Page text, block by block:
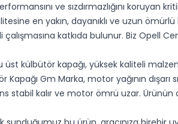
ve sızdırmazlığını
en yakın, dayanıklı ve uzun
katkıda bulunur. Biz Opell
külbütör kapağı, yüksek kaliteli
Kapağı Gm Marka, motor yağının
stabil kalır ve motor ömrü uzar.